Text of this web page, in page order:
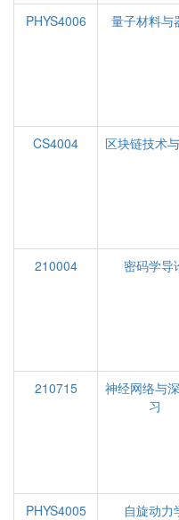
PHYS4006
量子材料与
CS4004
区块链技术
210004
密码学导
210715
神经网络与
习
PHYS4005
自旋动力